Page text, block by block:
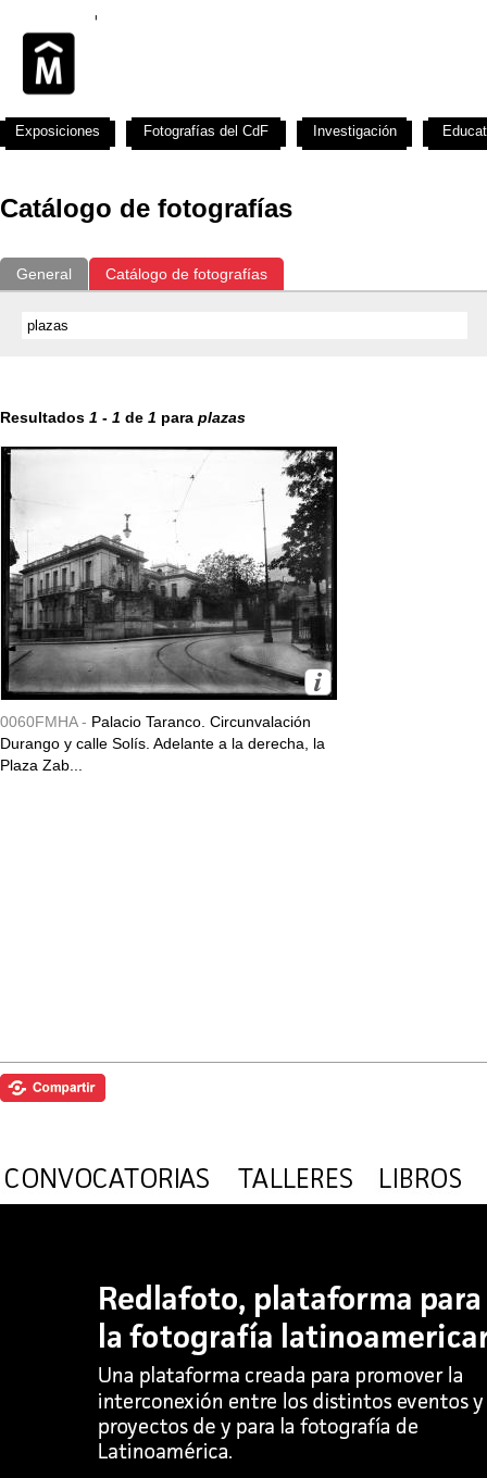
Catálogo de fotografías
General Catálogo de fotografías
Resultados 1 - 1 de 1 para plazas
0060FMHA - Palacio Taranco. Circunvalación
Durango y calle Solís. Adelante a la derecha, la
Plaza Zab...
Exposiciones Fotografías del CdF Investigación